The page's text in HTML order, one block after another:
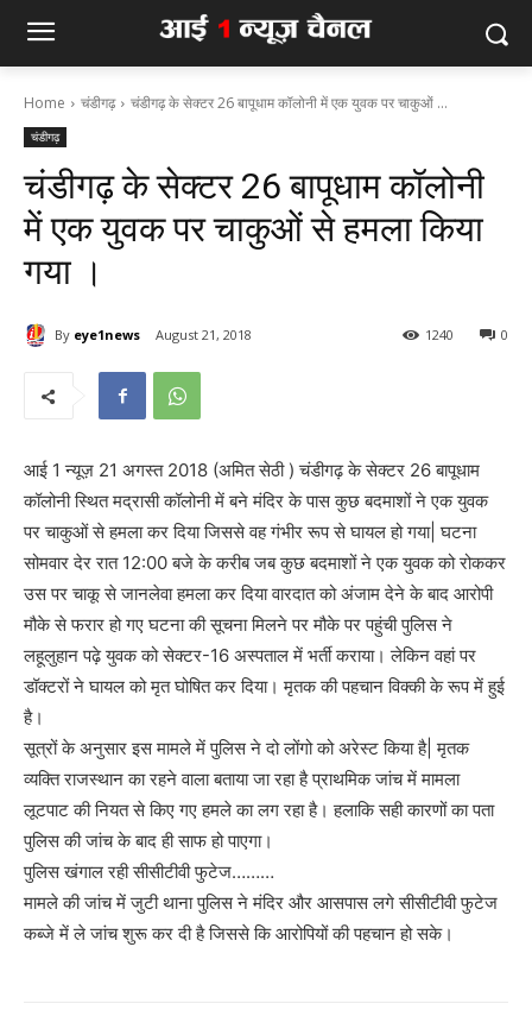
Home चंडीगढ़ चंडीगढ़ के सेक्टर 26 बापूधाम कॉलोनी में एक युवक पर चाकुओं ...
चंडीगढ़
चंडीगढ़ के सेक्टर 26 बापूधाम कॉलोनी
में एक युवक पर चाकुओं से हमला किया
गया ।
By eye1news August 21, 2018 0
1240
आई 1 न्यूज़ 21 अगस्त 2018 (अमित सेठी ) चंडीगढ़ के सेक्टर 26 बापूधाम
कॉलोनी स्थित मद्रासी कॉलोनी में बने मंदिर के पास कुछ बदमाशों ने एक युवक
पर चाकुओं से हमला कर दिया जिससे वह गंभीर रूप से घायल हो गया| घटना
सोमवार देर रात 12:00 बजे के करीब जब कुछ बदमाशों ने एक युवक को रोककर
उस पर चाकू से जानलेवा हमला कर दिया वारदात को अंजाम देने के बाद आरोपी
मौके से फरार हो गए घटना की सूचना मिलने पर मौके पर पहुंची पुलिस ने
लहूलुहान पढ़े युवक को सेक्टर-16 अस्पताल में भर्ती कराया। लेकिन वहां पर
डॉक्टरों ने घायल को मृत घोषित कर दिया। मृतक की पहचान विक्की के रूप में हुई
है।
सूत्रों के अनुसार इस मामले में पुलिस ने दो लोंगो को अरेस्ट किया है| मृतक
व्यक्ति राजस्थान का रहने वाला बताया जा रहा है प्राथमिक जांच में मामला
लूटपाट की नियत से किए गए हमले का लग रहा है। हलाकि सही कारणों का पता
पुलिस की जांच के बाद ही साफ हो पाएगा।
पुलिस खंगाल रही सीसीटीवी फुटेज………
मामले की जांच में जुटी थाना पुलिस ने मंदिर और आसपास लगे सीसीटीवी फुटेज
कब्जे में ले जांच शुरू कर दी है जिससे कि आरोपियों की पहचान हो सके।